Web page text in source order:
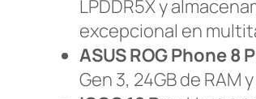
LPDDR5X y
excepcional en
ASUS ROG Phone 8
Gen 3, 24GB de